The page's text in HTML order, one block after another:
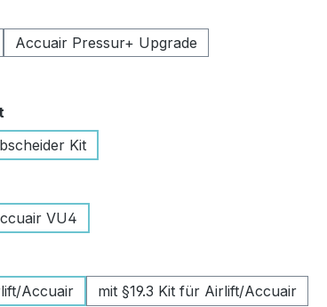
Accuair Pressur+ Upgrade
Kit
VU4
Accuair
mit §19.3 Kit für Airlift/Accuair